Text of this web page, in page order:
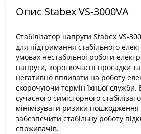
Опис Stabex VS-3000VA
Стабілізатор напруги Stabex VS-
для підтримання стабільного
умовах нестабільної роботи
напруги, короткочасні просадки
негативно впливати на роботу
скорочуючи термін їхньої служби.
сучасного симісторного
мінімізувати ризики
забезпечити стабільну роботу
споживачів.